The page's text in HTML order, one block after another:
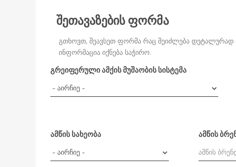
შეთავაზების ფორმა
გთხოვთ, შეავსეთ ფორმა რაც შეიძლება დეტალურად
ინფორმაცია იქნება საჭირო.
გრეიფერული ამქის მუშაობის სისტემა
ამწის სახეობა ამწის